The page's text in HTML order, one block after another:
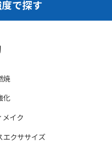
で探す
焼
化
メイク
エクササイズ